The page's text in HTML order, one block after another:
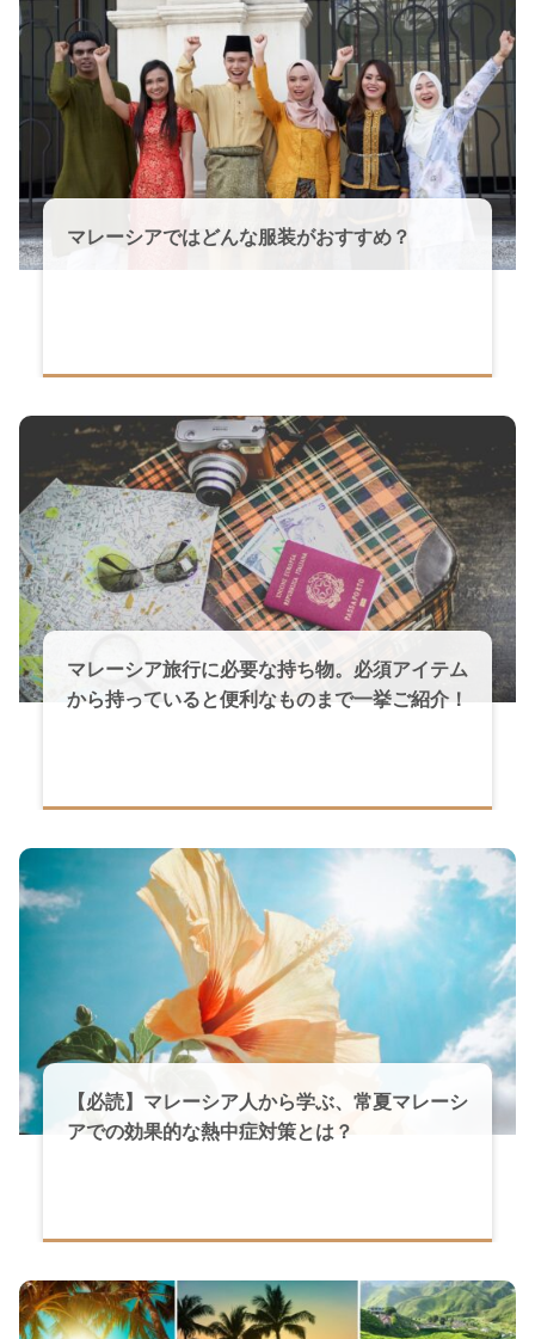
マレーシアではどんな服装がおすすめ？
マレーシア旅行に必要な持ち物。必須アイテム
から持っていると便利なものまで一挙ご紹介！
【必読】マレーシア人から学ぶ、常夏マレーシ
アでの効果的な熱中症対策とは？